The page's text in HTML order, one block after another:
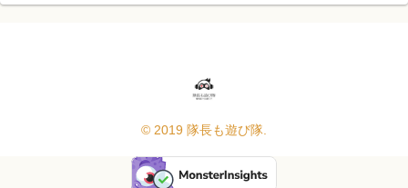
© 2019 隊長も遊び隊.